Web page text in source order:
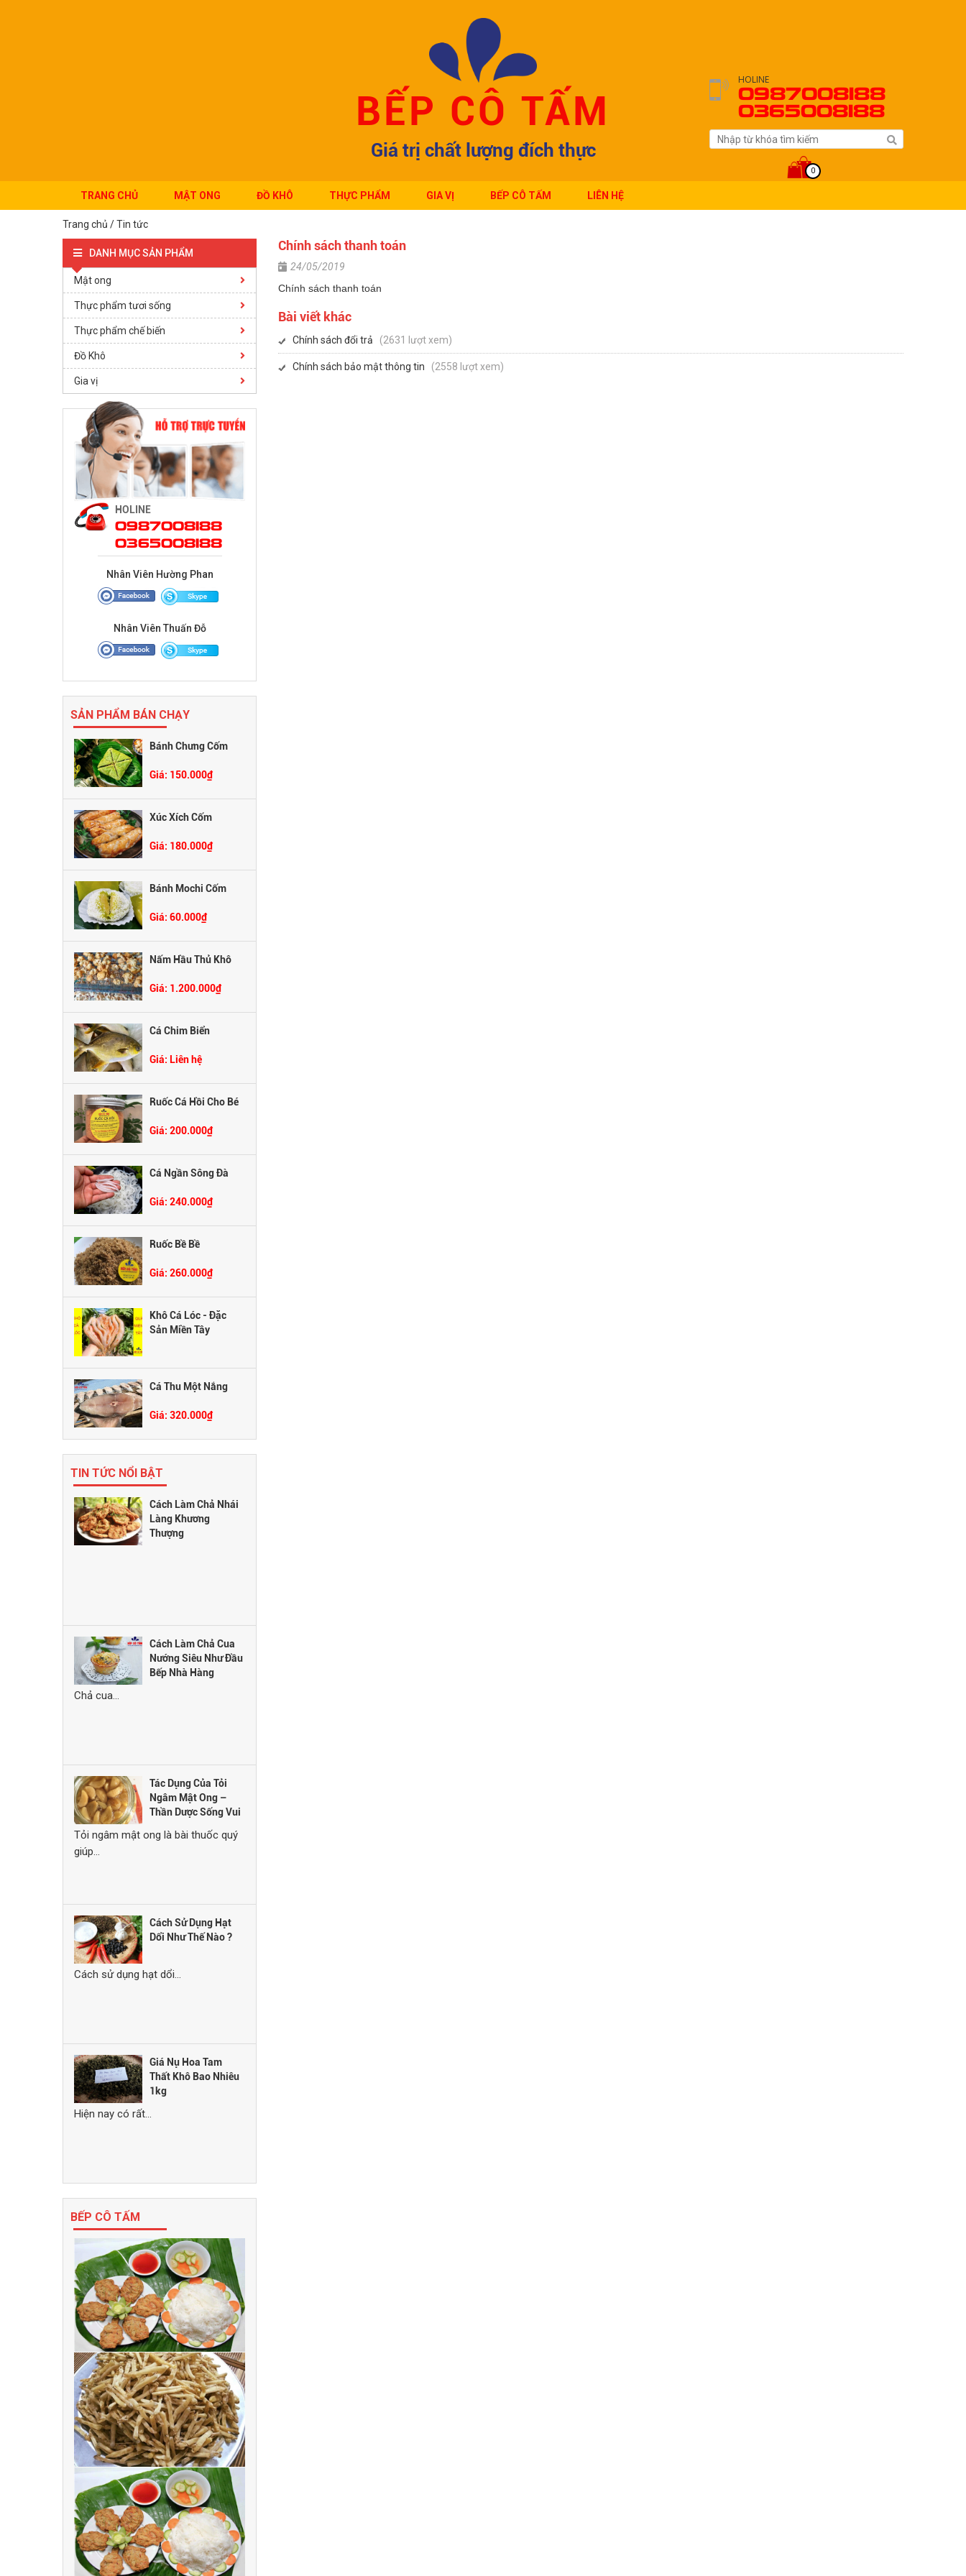
BẾP CÔ TẤM
Giá trị chất lượng đích thực
HOLINE
0987008188
0365008188
0
TRANG CHỦ MẬT ONG ĐỒ KHÔ THỰC PHẨM GIA VỊ BẾP CÔ TẤM LIÊN HỆ
Trang chủ /Tin tức
DANH MỤC SẢN PHẨM
Mật ong
Thực phẩm tươi sống
Thực phẩm chế biến
Đồ Khô
Gia vị
HOLINE
0987008188
0365008188
Nhân Viên Hường Phan
Nhân Viên Thuấn Đỗ
SẢN PHẨM BÁN CHẠY
Bánh Chưng Cốm
Giá: 150.000₫
Xúc Xích Cốm
Giá: 180.000₫
Bánh Mochi Cốm
Giá: 60.000₫
Nấm Hầu Thủ Khô
Giá: 1.200.000₫
Cá Chim Biển
Giá: Liên hệ
Ruốc Cá Hồi Cho Bé
Giá: 200.000₫
Cá Ngần Sông Đà
Giá: 240.000₫
Ruốc Bề Bề
Giá: 260.000₫
Khô Cá Lóc - Đặc
Sản Miền Tây
Cá Thu Một Nắng
Giá: 320.000₫
TIN TỨC NỔI BẬT
Cách Làm Chả Nhái
Làng Khương
Thượng
Cách Làm Chả Cua
Nướng Siêu Như Đầu
Bếp Nhà Hàng
Chả cua...
Tác Dụng Của Tỏi
Ngâm Mật Ong –
Thần Dược Sống Vui
Tỏi ngâm mật ong là bài thuốc quý
giúp...
Cách Sử Dụng Hạt
Dổi Như Thế Nào ?
Cách sử dụng hạt dổi...
Giá Nụ Hoa Tam
Thất Khô Bao Nhiêu
1kg
Hiện nay có rất...
BẾP CÔ TẤM
Chính sách thanh toán
24/05/2019
Chính sách thanh toán
Bài viết khác
Chính sách đổi trả (2631 lượt xem)
Chính sách bảo mật thông tin (2558 lượt xem)